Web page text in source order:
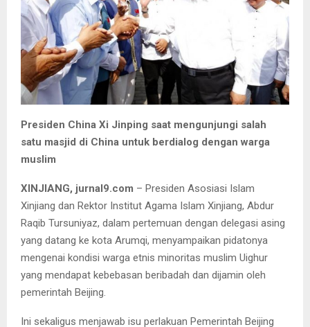
Presiden China Xi Jinping saat mengunjungi salah
satu masjid di China untuk berdialog dengan warga
muslim
XINJIANG, jurnal9.com – Presiden Asosiasi Islam
Xinjiang dan Rektor Institut Agama Islam Xinjiang, Abdur
Raqib Tursuniyaz, dalam pertemuan dengan delegasi asing
yang datang ke kota Arumqi, menyampaikan pidatonya
mengenai kondisi warga etnis minoritas muslim Uighur
yang mendapat kebebasan beribadah dan dijamin oleh
pemerintah Beijing.
Ini sekaligus menjawab isu perlakuan Pemerintah Beijing